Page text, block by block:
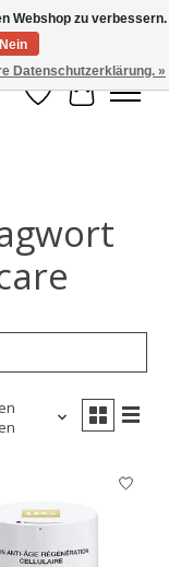
geliefert
Wunschzettel
Ihr
Webshop zu verbessern.
Nein
Datenschutzerklärung. »